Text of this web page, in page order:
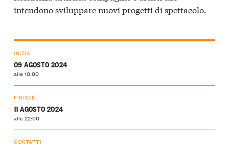
intendono sviluppare nuovi progetti di spettacolo.
INIZIA
09 AGOSTO 2024
alle 10:00
FINISCE
11 AGOSTO 2024
alle 22:00
CONTATTI